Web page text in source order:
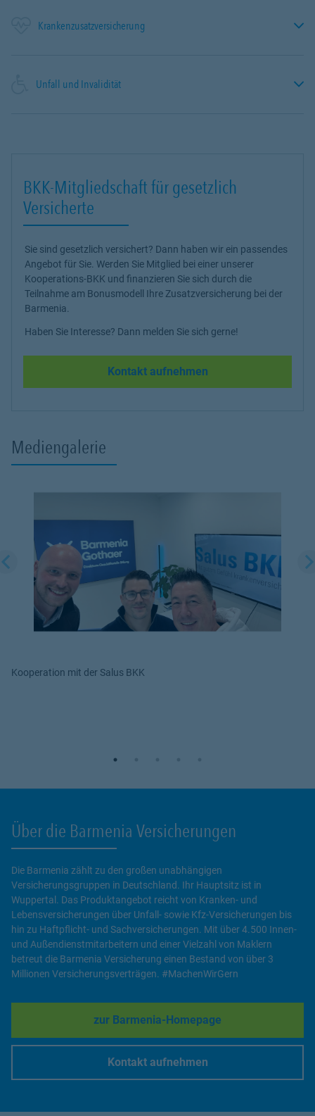
Krankenzusatzversicherung
Unfall und Invalidität
BKK-Mitgliedschaft für gesetzlich
Versicherte
Sie sind gesetzlich versichert? Dann haben wir ein passendes
Angebot für Sie. Werden Sie Mitglied bei einer unserer
Kooperations-BKK und finanzieren Sie sich durch die
Teilnahme am Bonusmodell Ihre Zusatzversicherung bei der
Barmenia.
Haben Sie Interesse? Dann melden Sie sich gerne!
Kontakt aufnehmen
Mediengalerie
Kooperation mit der Salus BKK
Über die Barmenia Versicherungen
Die Barmenia zählt zu den großen unabhängigen
Versicherungsgruppen in Deutschland. Ihr Hauptsitz ist in
Wuppertal. Das Produktangebot reicht von Kranken- und
Lebensversicherungen über Unfall- sowie Kfz-Versicherungen bis
hin zu Haftpflicht- und Sachversicherungen. Mit über 4.500 Innen-
und Außendienstmitarbeitern und einer Vielzahl von Maklern
betreut die Barmenia Versicherung einen Bestand von über 3
Millionen Versicherungsverträgen. #MachenWirGern
zur Barmenia-Homepage
Link Opens in New Tab
Kontakt aufnehmen